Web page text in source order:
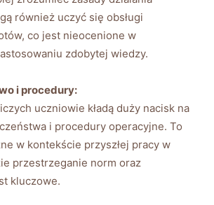
również uczyć się obsługi
co jest nieocenione w
zdobytej wiedzy.
i procedury:
uczniowie kładą duży nacisk na
i procedury operacyjne. To
w kontekście przyszłej pracy w
przestrzeganie norm oraz
kluczowe.